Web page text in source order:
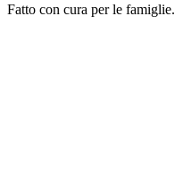
Fatto con cura per le famiglie.